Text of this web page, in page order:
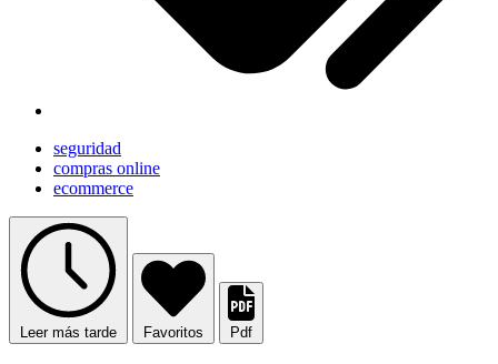
seguridad
compras online
ecommerce
Leer más tarde Favoritos Pdf